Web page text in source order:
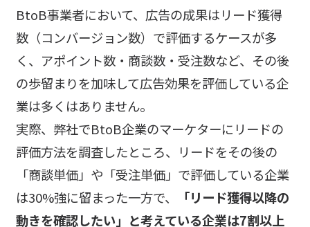
BtoB事業者において、広告の成果はリード獲得
数（コンバージョン数）で評価するケースが多
く、アポイント数・商談数・受注数など、その後
の歩留まりを加味して広告効果を評価している企
業は多くはありません。
実際、弊社でBtoB企業のマーケターにリードの
評価方法を調査したところ、リードをその後の
「商談単価」や「受注単価」で評価している企業
は30%強に留まった一方で、
「リード獲得以降の
動きを確認したい」と考えている企業は7割以上